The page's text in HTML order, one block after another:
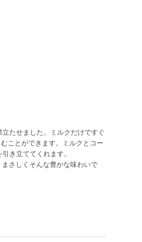
たせました。ミルクだけですぐ
ことができます。ミルクとコー
き立ててくれます。
さしくそんな豊かな味わいで